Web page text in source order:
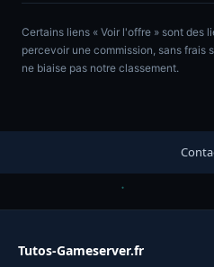
Certains liens « Voir l'offre » sont des
percevoir une commission, sans frais
ne biaise pas notre classement.
Tutos-Gameserver.fr